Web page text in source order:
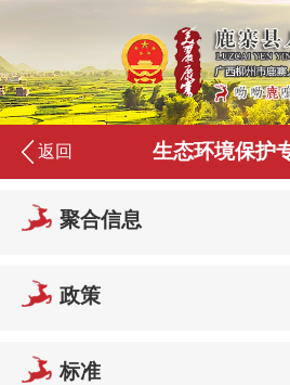
返回 生态环境保护
聚合信息
政策
标准